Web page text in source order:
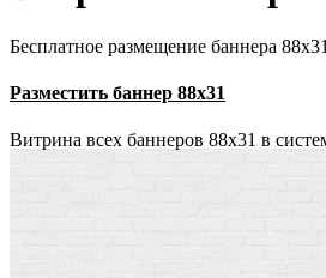
Бесплатное размещение баннера 88х31
Разместить баннер 88х31
Витрина всех баннеров 88x31 в